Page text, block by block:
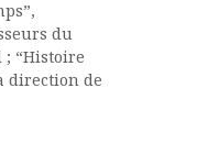
du
; “Histoire
direction de